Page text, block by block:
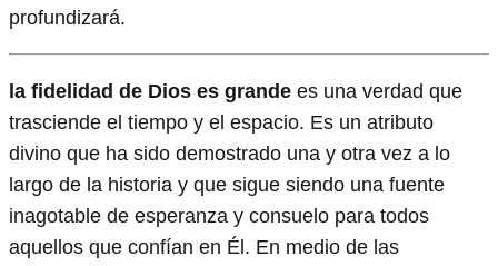
profundizará.
la fidelidad de Dios es grande es una verdad que
trasciende el tiempo y el espacio. Es un atributo
divino que ha sido demostrado una y otra vez a lo
largo de la historia y que sigue siendo una fuente
inagotable de esperanza y consuelo para todos
aquellos que confían en Él. En medio de las